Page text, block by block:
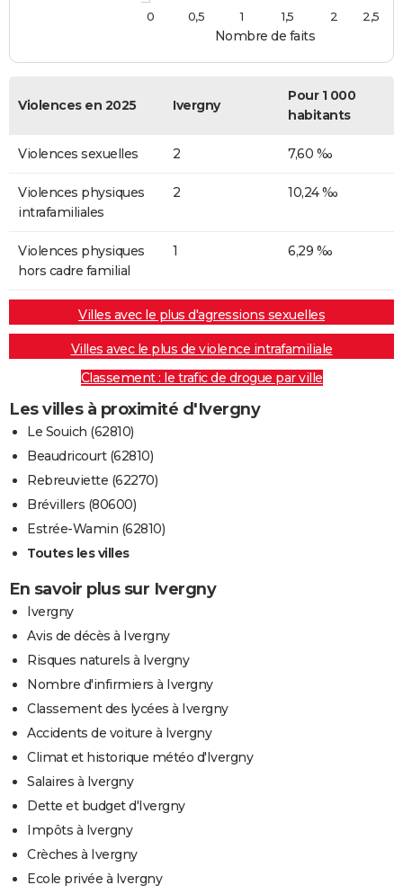
Nombre de faits
0
0,5 1 1,5 2 2,5
Violences en 2025 Ivergny
Pour 1 000
habitants
Violences sexuelles 2 7,60 ‰
Violences physiques
intrafamiliales
2 10,24 ‰
Violences physiques
hors cadre familial
1 6,29 ‰
Villes avec le plus d'agressions sexuelles
Villes avec le plus de violence intrafamiliale
Classement : le trafic de drogue par ville
Les villes à proximité d'Ivergny
Le Souich (62810)
Beaudricourt (62810)
Rebreuviette (62270)
Brévillers (80600)
Estrée-Wamin (62810)
Toutes les villes
En savoir plus sur Ivergny
Ivergny
Avis de décès à Ivergny
Risques naturels à Ivergny
Nombre d'infirmiers à Ivergny
Classement des lycées à Ivergny
Accidents de voiture à Ivergny
Climat et historique météo d'Ivergny
Salaires à Ivergny
Dette et budget d'Ivergny
Impôts à Ivergny
Crèches à Ivergny
Ecole privée à Ivergny